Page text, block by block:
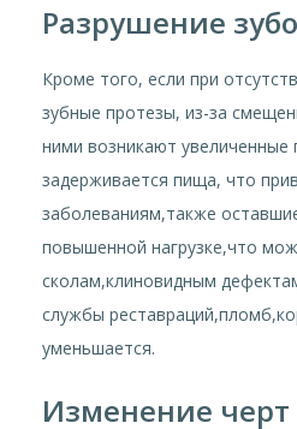
Разрушение
Кроме того, если при
зубные протезы, из-за
ними возникают
задерживается пища, что
заболеваниям,также
повышенной нагрузке,что
сколам,клиновидным
службы
уменьшается.
Изменение